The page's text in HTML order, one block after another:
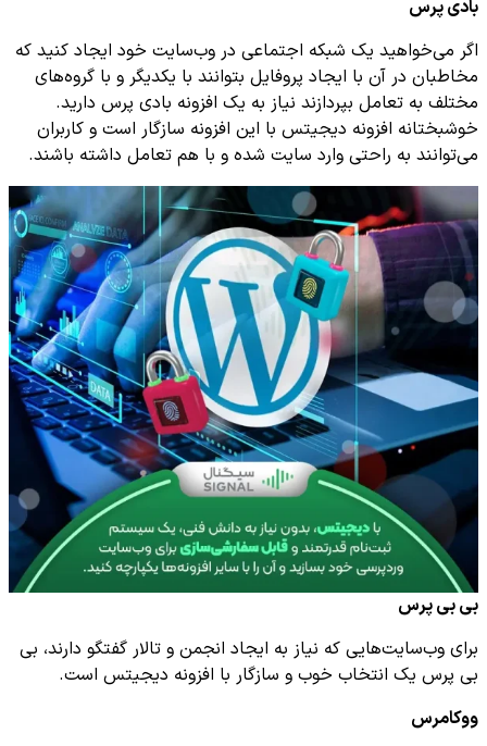
بادی پرس
اگر می‌خواهید یک شبکه اجتماعی در وب‌سایت خود ایجاد کنید که
مخاطبان در آن با ایجاد پروفایل بتوانند با یکدیگر و با گروه‌های
مختلف به تعامل بپردازند نیاز به یک افزونه بادی پرس دارید.
خوشبختانه افزونه دیجیتس با این افزونه سازگار است و کاربران
می‌توانند به راحتی وارد سایت شده و با هم تعامل داشته باشند.
بی بی پرس
برای وب‌سایت‌هایی که نیاز به ایجاد انجمن و تالار گفتگو دارند، بی
بی پرس یک انتخاب خوب و سازگار با افزونه دیجیتس است.
ووکامرس